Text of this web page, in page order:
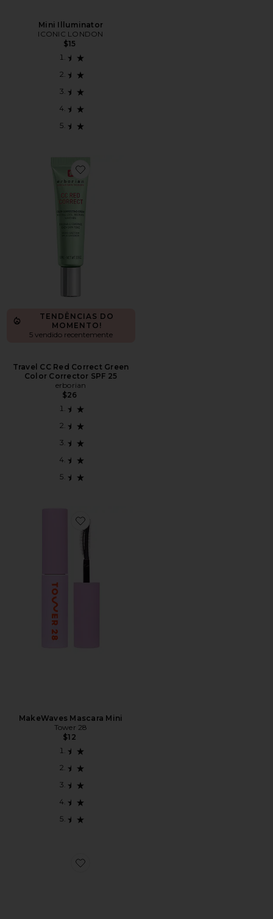
Mini Illuminator
ICONIC LONDON
$15
Favorite Travel CC Red Correct Green Color Corrector
TENDÊNCIAS DO
MOMENTO!
5 vendido recentemente
Travel CC Red Correct Green
Color Corrector SPF 25
erborian
$26
Favorite MakeWaves Mascara Mini
MakeWaves Mascara Mini
Tower 28
$12
Favorite DUO DE CONTORNO FILMSTAR BRONZE &